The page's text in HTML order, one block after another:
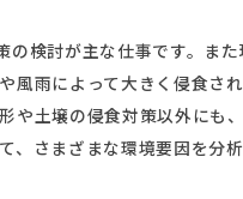
検討が主な仕事です。また
風雨によって大きく侵食さ
や土壌の侵食対策以外にも
さまざまな環境要因を分析